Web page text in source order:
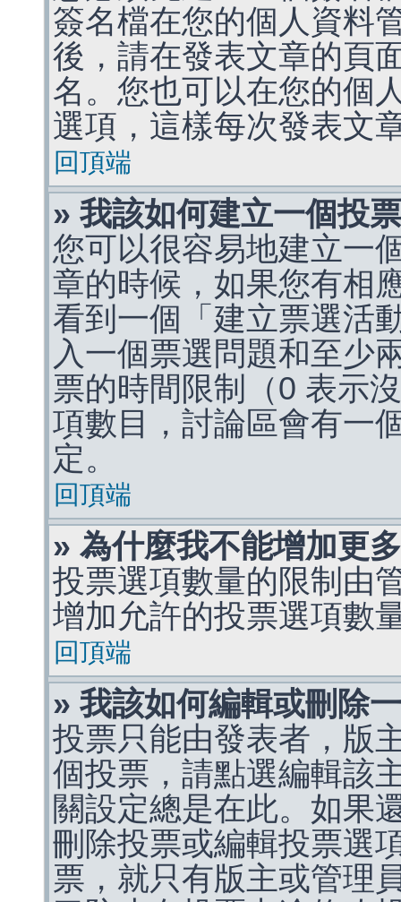
簽名檔在您的個人資料
後，請在發表文章的頁
名。您也可以在您的個
選項，這樣每次發表文
回頂端
» 我該如何建立一個投
您可以很容易地建立一
章的時候，如果您有相
看到一個「建立票選活
入一個票選問題和至少
票的時間限制（0 表示
項數目，討論區會有一
定。
回頂端
» 為什麼我不能增加更
投票選項數量的限制由
增加允許的投票選項數
回頂端
» 我該如何編輯或刪除
投票只能由發表者，版
個投票，請點選編輯該
關設定總是在此。如果
刪除投票或編輯投票選
票，就只有版主或管理